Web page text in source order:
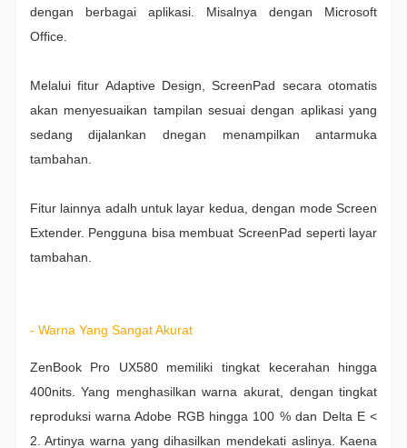
dengan berbagai aplikasi. Misalnya dengan Microsoft
Office.
Melalui fitur Adaptive Design, ScreenPad secara otomatis
akan menyesuaikan tampilan sesuai dengan aplikasi yang
sedang dijalankan dnegan menampilkan antarmuka
tambahan.
Fitur lainnya adalh untuk layar kedua, dengan mode Screen
Extender. Pengguna bisa membuat ScreenPad seperti layar
tambahan.
- Warna Yang Sangat Akurat
ZenBook Pro UX580 memiliki tingkat kecerahan hingga
400nits. Yang menghasilkan warna akurat, dengan tingkat
reproduksi warna Adobe RGB hingga 100 % dan Delta E <
2. Artinya warna yang dihasilkan mendekati aslinya. Kaena